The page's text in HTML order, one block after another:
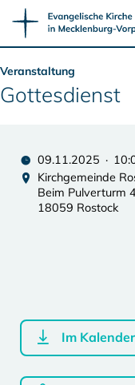
Veranstaltung
Gottesdienst
09.11.2025 ·
Kirchgemeinde
Beim Pulverturm
18059 Rostock
Im